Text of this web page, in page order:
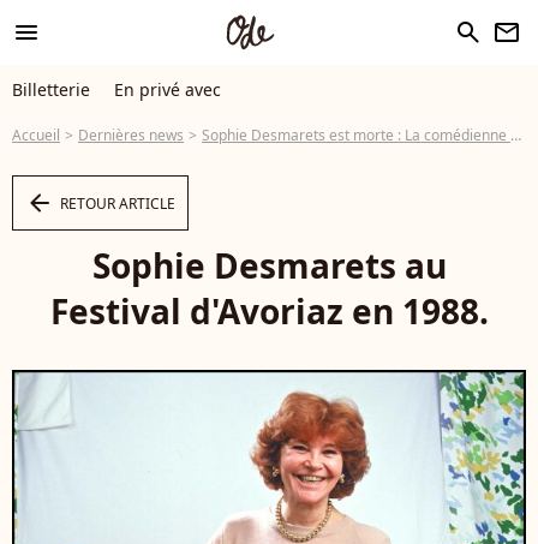
menu search newsletter
Billetterie En privé avec
Accueil Dernières news Sophie Desmarets est morte : La comédienne s'est éteinte à l'âge de 89 ans
arrow_left RETOUR ARTICLE
Sophie Desmarets au
Festival d'Avoriaz en 1988.